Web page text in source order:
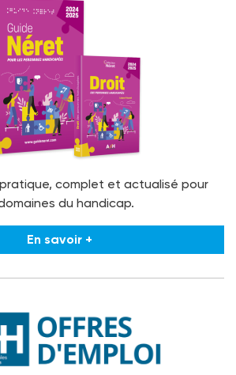
complet et actualisé pour
du handicap.
En savoir +